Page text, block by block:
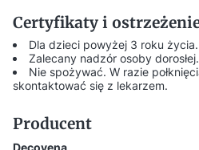
Certyfikaty i
Dla dzieci powyżej 3 roku życia.
Zalecany nadzór osoby dorosłej.
Nie spożywać. W razie
skontaktować się z lekarzem.
Producent
Decovena